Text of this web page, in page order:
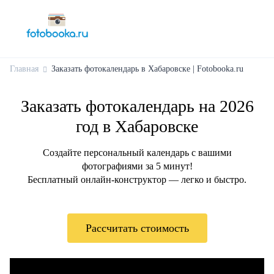
Главная Заказать фотокалендарь в Хабаровске | Fotobooka.ru
Заказать фотокалендарь на 2026
год в Хабаровске
Создайте персональный календарь с вашими
фотографиями за 5 минут!
Бесплатный онлайн-конструктор — легко и быстро.
Рассчитать стоимость